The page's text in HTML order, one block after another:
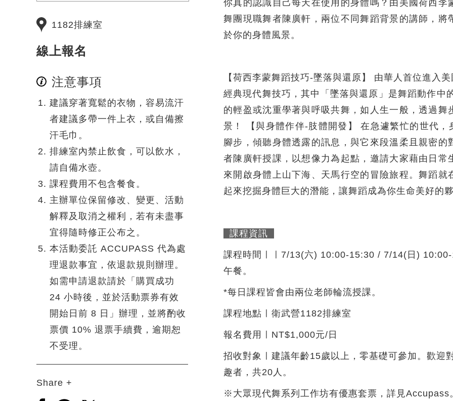
1182排練室
線上報名
注意事項
建議穿著寬鬆的衣物，容易流汗
者建議多帶一件上衣，或自備擦
汗毛巾。
排練室內禁止飲食，可以飲水，
請自備水壺。
課程費用不包含餐食。
主辦單位保留修改、變更、活動
解釋及取消之權利，若有未盡事
宜得隨時修正公布之。
本活動委託 ACCUPASS 代為處
理退款事宜，依退款規則辦理。
如需申請退款請於「購買成功
24 小時後，並於活動票券有效
開始日前 8 日」辦理，並將酌收
票價 10% 退票手續費，逾期恕
不受理。
Share +
你真的認識自己每天在使用的身體嗎？由美國荷西
舞團現職舞者陳廣軒，兩位不同舞蹈背景的講師，
於你的身體風景。
【荷西李蒙舞蹈技巧-墜落與還原】 由華人首位進入
經典現代舞技巧，其中「墜落與還原」是舞蹈動作中
的輕盈或沈重學著與呼吸共舞，如人生一般，透過
景！ 【與身體作伴-肢體開發】 在急遽繁忙的世代
腳步，傾聽身體透露的訊息，與它來段溫柔且親密
者陳廣軒授課，以想像力為起點，邀請大家藉由日
來開啟身體上山下海、天馬行空的冒險旅程。舞蹈
起來挖掘身體巨大的潛能，讓舞蹈成為你生命美好的
課程資訊
課程時間ㅣㅣ7/13(六) 10:00-15:30 / 7/14(日)
午餐。
*每日課程皆會由兩位老師輪流授課。
課程地點ㅣ衛武營1182排練室
報名費用ㅣNT$1,000元/日
招收對象ㅣ建議年齡15歲以上，零基礎可參加。歡迎
趣者，共20人。
※大眾現代舞系列工作坊有優惠套票，詳見